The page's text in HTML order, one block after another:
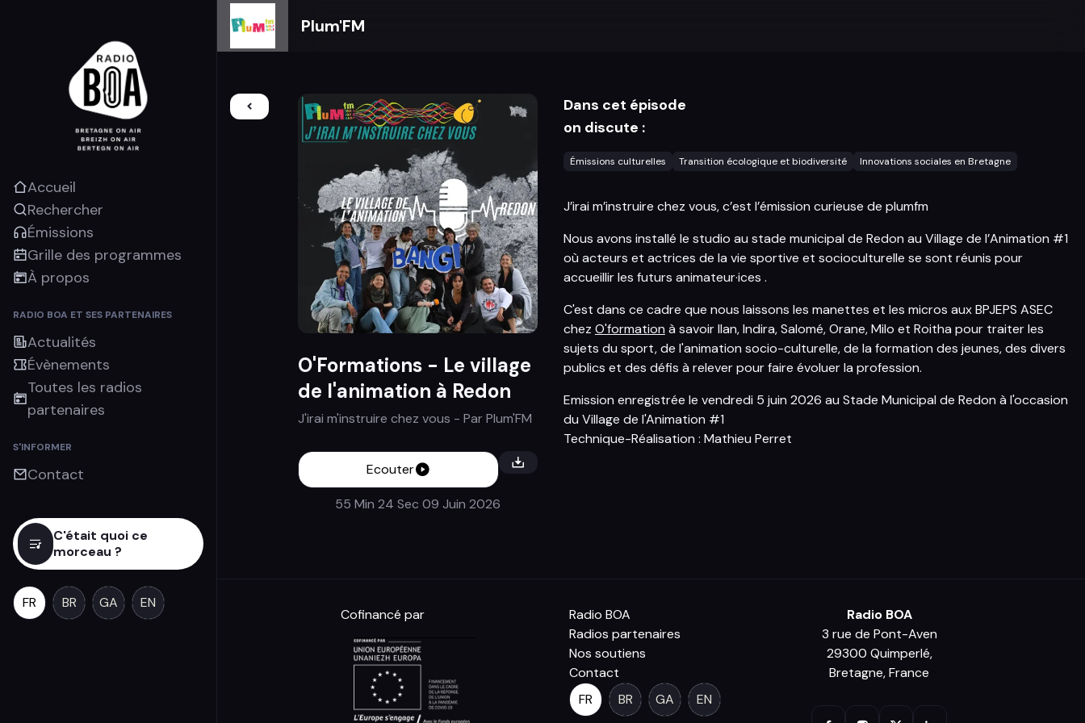
Accueil
Rechercher
Émissions
Grille des programmes
À propos
RADIO BOA ET SES PARTENAIRES
Actualités
Évènements
Toutes les radios
partenaires
S'INFORMER
Contact
C'était quoi ce
morceau ?
FR BR GA EN
Plum'FM
O'Formations - Le village
de l'animation à Redon
J'irai m'instruire chez vous - ParPlum'FM
Ecouter
55 Min 24 Sec 09 Juin 2026
Dans cet épisode
on discute :
Émissions culturelles Transition écologique et biodiversité Innovations sociales en Bretagne
J’irai m’instruire chez vous, c’est l’émission curieuse de plumfm
Nous avons installé le studio au stade municipal de Redon au Village de l’Animation #1
où acteurs et actrices de la vie sportive et socioculturelle se sont réunis pour
accueillir les futurs animateur·ices .
C'est dans ce cadre que nous laissons les manettes et les micros aux BPJEPS ASEC
chez O'formation à savoir Ilan, Indira, Salomé, Orane, Milo et Roitha pour traiter les
sujets du sport, de l'animation socio-culturelle, de la formation des jeunes, des divers
publics et des défis à relever pour faire évoluer la profession.
Emission enregistrée le vendredi 5 juin 2026 au Stade Municipal de Redon à l'occasion
du Village de l'Animation #1
Technique-Réalisation : Mathieu Perret
Cofinancé par
Radio BOA
Radios partenaires
Nos soutiens
Contact
FR
BR GA EN
Radio BOA
3 rue de Pont-Aven
29300 Quimperlé,
Bretagne, France